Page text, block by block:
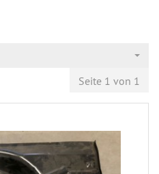
Seite 1 von 1